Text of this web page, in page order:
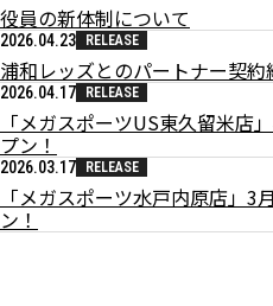
役員の新体制について
2026.04.23 RELEASE
浦和レッズとのパートナー契
2026.04.17 RELEASE
「メガスポーツUS東久留米店
プン！
2026.03.17 RELEASE
「メガスポーツ水戸内原店」
ン！